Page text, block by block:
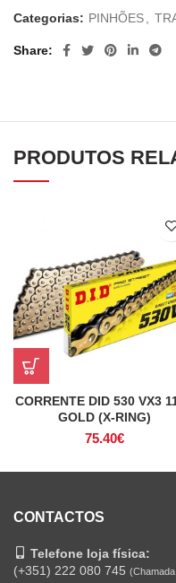
Categorias: PINHÕES
Share
PRODUTOS
CORRENTE DID 530 VX3
GOLD (X-RING)
75.40€
CONTACTOS
Telefone loja física:
(+351) 222 080 745